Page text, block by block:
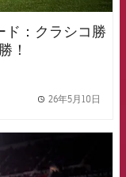
ド：クラシコ勝
！
26年5月10日
badge